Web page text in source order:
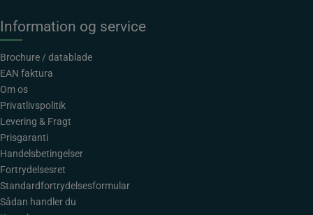
Information og service
Brochure / datablade
EAN faktura
Om os
Privatlivspolitik
Levering & Fragt
Prisgaranti
Handelsbetingelser
Fortrydelsesret
Standardfortrydelsesformular
Sådan handler du